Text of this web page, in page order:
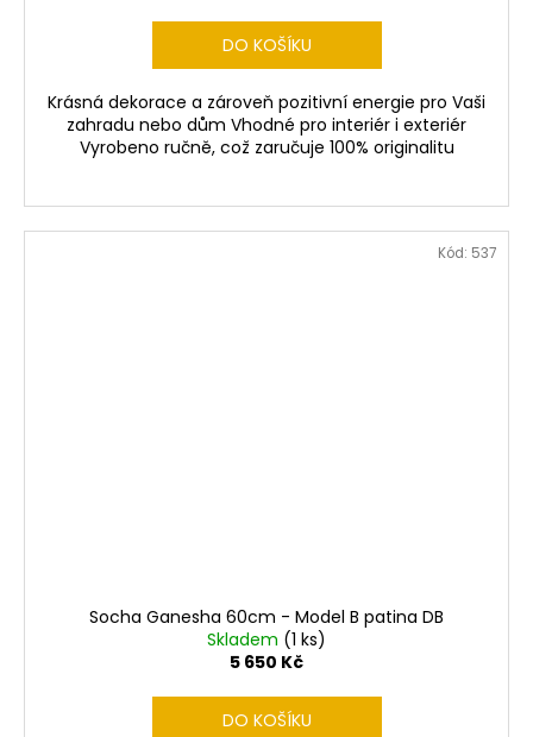
DO KOŠÍKU
Krásná dekorace a zároveň pozitivní energie pro Vaši
zahradu nebo dům Vhodné pro interiér i exteriér
Vyrobeno ručně, což zaručuje 100% originalitu
Socha Ganesha 60cm - Model B patina DB
Skladem (1 ks)
5 650 Kč
DO KOŠÍKU
Kód: 537